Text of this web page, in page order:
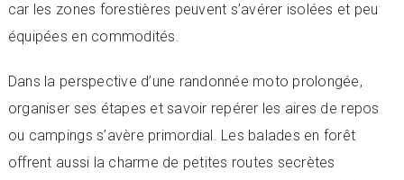
car les zones forestières peuvent s’avérer isolées et peu
équipées en commodités.
Dans la perspective d’une randonnée moto prolongée,
organiser ses étapes et savoir repérer les aires de repos
ou campings s’avère primordial. Les balades en forêt
offrent aussi la charme de petites routes secrètes